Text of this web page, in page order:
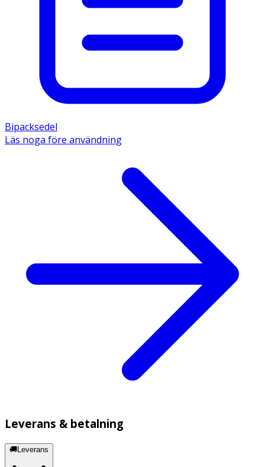
Bipacksedel
Läs noga före användning
Leverans & betalning
🚚Leverans